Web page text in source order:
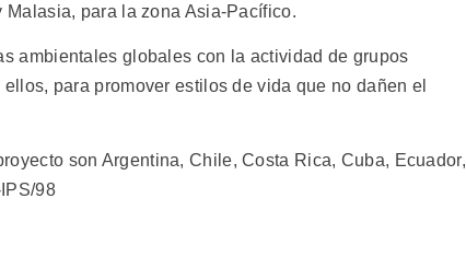
para la zona Asia-Pacífico.
ambientales globales con la actividad de grupos
para promover estilos de vida que no dañen el
son Argentina, Chile, Costa Rica, Cuba, Ecuador,
98